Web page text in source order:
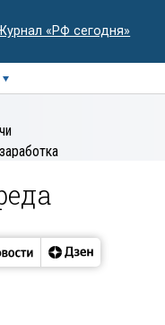
«РФ сегодня»